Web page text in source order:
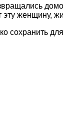
женщину,
сохранить